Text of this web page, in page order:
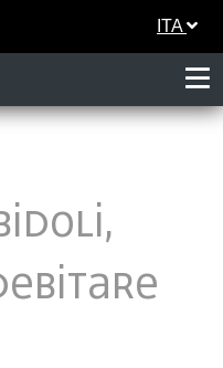
ITA